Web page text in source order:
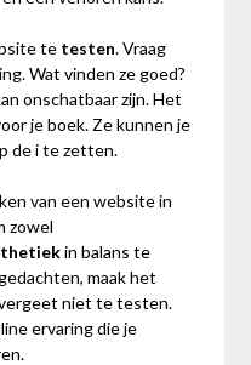
te testen. Vraag
Wat vinden ze goed?
onschatbaar zijn. Het
je boek. Ze kunnen je
de i te zetten.
van een website in
zowel
in balans te
maak het
niet te testen.
ervaring die je